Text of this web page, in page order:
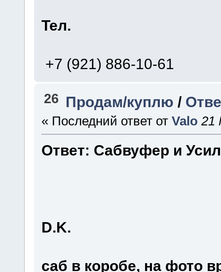
Тел.
+7 (921) 886-10-61
26 Продам/куплю /
« Последний ответ от Valo 21
Ответ: Сабвуфер и
D.K.
саб в коробе, на фото